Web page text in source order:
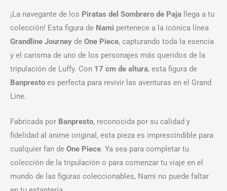
¡La navegante de los Piratas del Sombrero de Paja llega a tu
colección! Esta figura de Nami pertenece a la icónica línea
Grandline Journey de One Piece, capturando toda la esencia
y el carisma de uno de los personajes más queridos de la
tripulación de Luffy. Con 17 cm de altura, esta figura de
Banpresto es perfecta para revivir las aventuras en el Grand
Line.
Fabricada por Banpresto, reconocida por su calidad y
fidelidad al anime original, esta pieza es imprescindible para
cualquier fan de One Piece. Ya sea para completar tu
colección de la tripulación o para comenzar tu viaje en el
mundo de las figuras coleccionables, Nami no puede faltar